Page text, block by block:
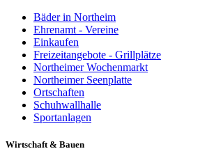
Bäder in Northeim
Ehrenamt - Vereine
Einkaufen
Freizeitangebote - Grillplätze
Northeimer Wochenmarkt
Northeimer Seenplatte
Ortschaften
Schuhwallhalle
Sportanlagen
Wirtschaft & Bauen